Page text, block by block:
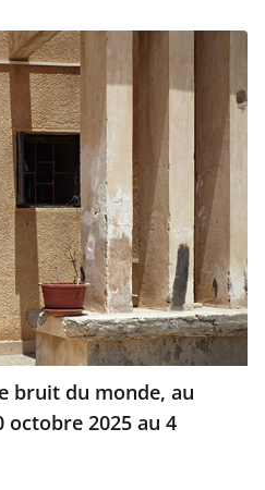
bruit du monde, au
octobre 2025 au 4